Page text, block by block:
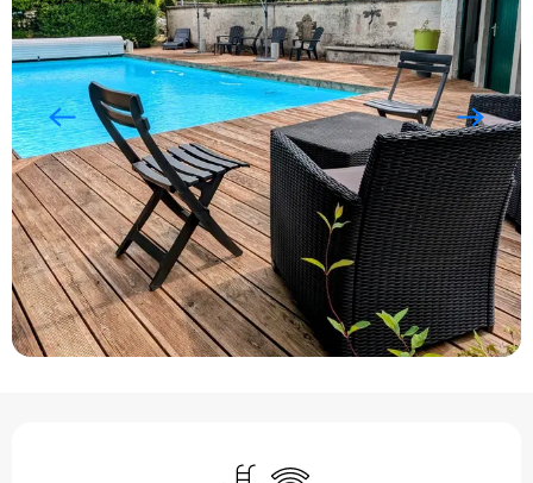
Openingstijden en
Zwembad
Wifi